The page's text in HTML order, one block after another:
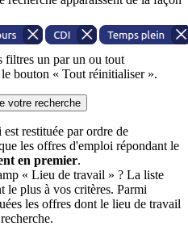
filtres un par un ou tout
bouton « Tout réinitialiser ».
votre recherche
restituée par ordre de
les offres d'emploi répondant le
en premier.
« Lieu de travail » ? La liste
le plus à vos critères. Parmi
les offres dont le lieu de travail